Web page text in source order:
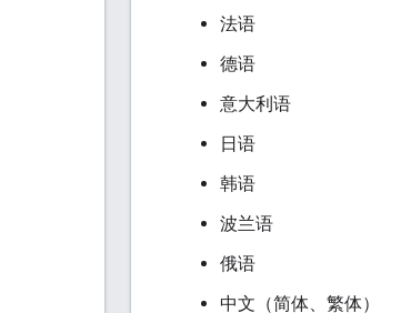
法语
德语
意大利语
日语
韩语
波兰语
俄语
中文（简体、繁体）